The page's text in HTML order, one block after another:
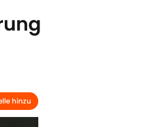
hinzu